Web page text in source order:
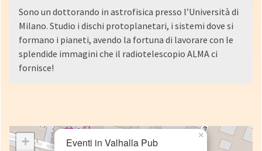
Sono un dottorando in astrofisica presso l’Università di
Milano. Studio i dischi protoplanetari, i sistemi dove si
formano i pianeti, avendo la fortuna di lavorare con le
splendide immagini che il radiotelescopio ALMA ci
fornisce!
Eventi in Valhalla Pub
×
+